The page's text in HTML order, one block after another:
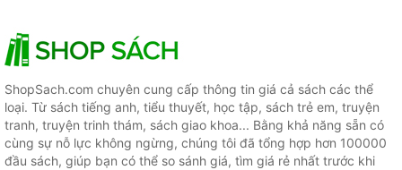
ShopSach.com chuyên cung cấp thông tin giá cả sách các thể
loại. Từ sách tiếng anh, tiểu thuyết, học tập, sách trẻ em, truyện
tranh, truyện trinh thám, sách giao khoa... Bằng khả năng sẵn có
cùng sự nỗ lực không ngừng, chúng tôi đã tổng hợp hơn 100000
đầu sách, giúp bạn có thể so sánh giá, tìm giá rẻ nhất trước khi